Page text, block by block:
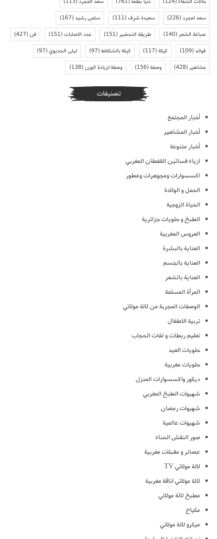
سعد لمجرد(226) سعيدة شرف(111) سلمى رشيد(167)
صباغة الشعر (140) طريقة التحضير (151) عدد الاصابات(151) فن(427)
فوائد(109) كيكة(117) كيكة بالشكلاط(97) ليلى الحديوي(97)
مشاهير (428) وصفة(156) وصفة لزيادة الوزن(138)
تصنيفات
أخبار المجتمع
أخبار المشاهير
أخبار متنوعة
ازياء فساتين القفطان المغربي
اكسسوارات ومجوهرات وعطور
الحمل و الولادة
الحياة الزوجية
الطبخ و حلويات جزائرية
العروس المغربية
العناية بالبشرة
العناية بالجسم
العناية بالشعر
المرأة المسلمة
الوصفات المجربة من لالة مولاتي
تربية الاطفال
تعليم ربطات و لفات الحجاب
حلويات العيد
حلويات مغربية
ديكور واكسسوارات المنزل
شهيوات الطبخ المغربي
شهيوات رمضان
شهيوات عالمية
صور النقش الحناء
عصائر و مقبلات مغربية
لالة مولاتي TV
لالة مولاتي اناقة مغربية
مطبخ لالة مولاتي
مكياج
ميكرو لالة مولاتي